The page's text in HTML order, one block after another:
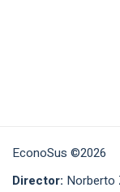
EconoSus ©2026
Director: Norberto